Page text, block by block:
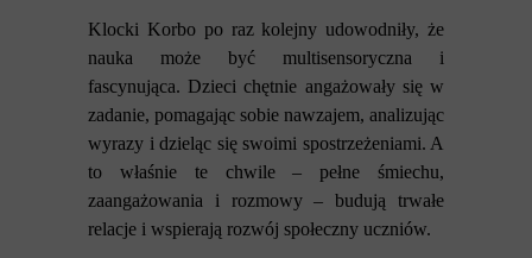
Klocki Korbo po raz kolejny udowodniły, że
nauka może być multisensoryczna i
fascynująca. Dzieci chętnie angażowały się w
zadanie, pomagając sobie nawzajem, analizując
wyrazy i dzieląc się swoimi spostrzeżeniami. A
to właśnie te chwile – pełne śmiechu,
zaangażowania i rozmowy – budują trwałe
relacje i wspierają rozwój społeczny uczniów.